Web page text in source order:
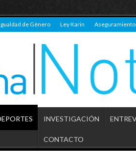
de Género Ley Karin Aseguramiento
INVESTIGACIÓN
CONTACTO